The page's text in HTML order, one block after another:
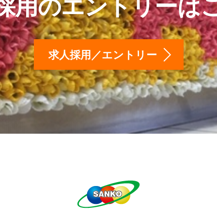
用のエントリーは
求人採用／エントリー